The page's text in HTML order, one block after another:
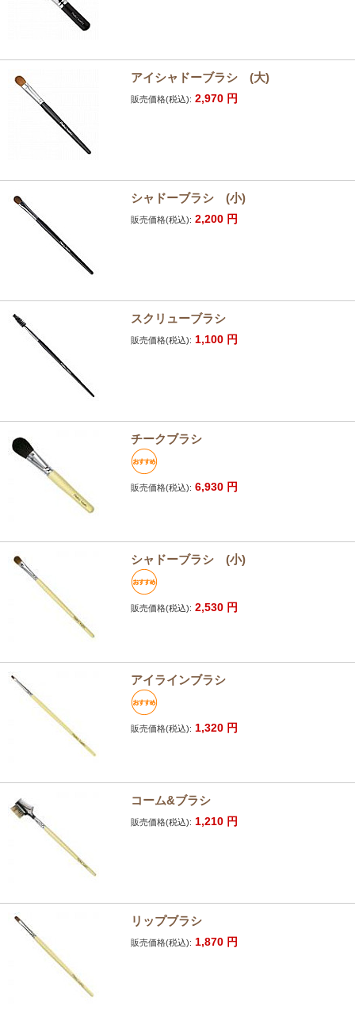
アイシャドーブラシ (大)
販売価格(税込): 2,970 円
シャドーブラシ (小)
販売価格(税込): 2,200 円
スクリューブラシ
販売価格(税込): 1,100 円
チークブラシ
販売価格(税込): 6,930 円
シャドーブラシ (小)
販売価格(税込): 2,530 円
アイラインブラシ
販売価格(税込): 1,320 円
コーム&ブラシ
販売価格(税込): 1,210 円
リップブラシ
販売価格(税込): 1,870 円